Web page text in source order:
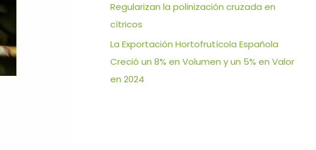
Regularizan la polinización cruzada en
cítricos
La Exportación Hortofrutícola Española
Creció un 8% en Volumen y un 5% en Valor
en 2024